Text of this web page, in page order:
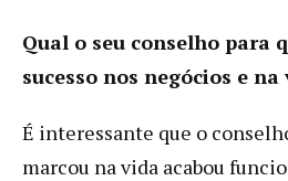
Qual o seu conselho para
sucesso nos negócios e na
É interessante que o
marcou na vida acabou